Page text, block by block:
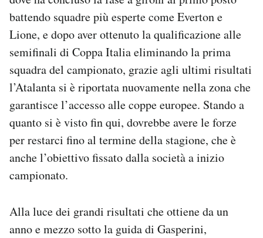
battendo squadre più esperte come Everton e
Lione, e dopo aver ottenuto la qualificazione alle
semifinali di Coppa Italia eliminando la prima
squadra del campionato, grazie agli ultimi risultati
l’Atalanta si è riportata nuovamente nella zona che
garantisce l’accesso alle coppe europee. Stando a
quanto si è visto fin qui, dovrebbe avere le forze
per restarci fino al termine della stagione, che è
anche l’obiettivo fissato dalla società a inizio
campionato.
Alla luce dei grandi risultati che ottiene da un
anno e mezzo sotto la guida di Gasperini,